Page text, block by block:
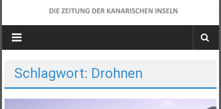
Wochenblatt
die
Kanarischen
Inseln
Schlagwort: Drohnen